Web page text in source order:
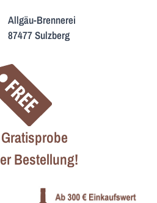
Allgäu-Brennerei
87477 Sulzberg
Bestellung!